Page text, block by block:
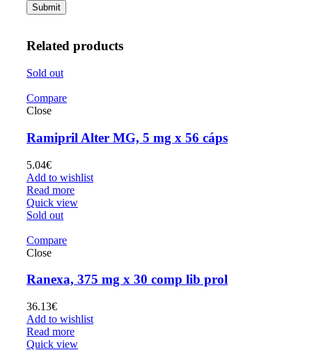
Related products
Sold out
Compare
Close
Ramipril Alter MG, 5 mg x 56 cáps
5.04€
Add to wishlist
Read more
Quick view
Sold out
Compare
Close
Ranexa, 375 mg x 30 comp lib prol
36.13€
Add to wishlist
Read more
Quick view